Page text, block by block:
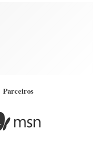
Parceiros